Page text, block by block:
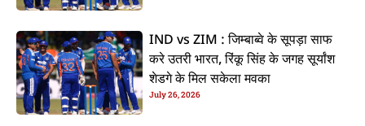
IND vs ZIM : जिम्बाब्वे के सूपड़ा साफ
करे उतरी भारत, रिंकू सिंह के जगह सूर्यांश
शेडगे के मिल सकेला मवका
July 26, 2026